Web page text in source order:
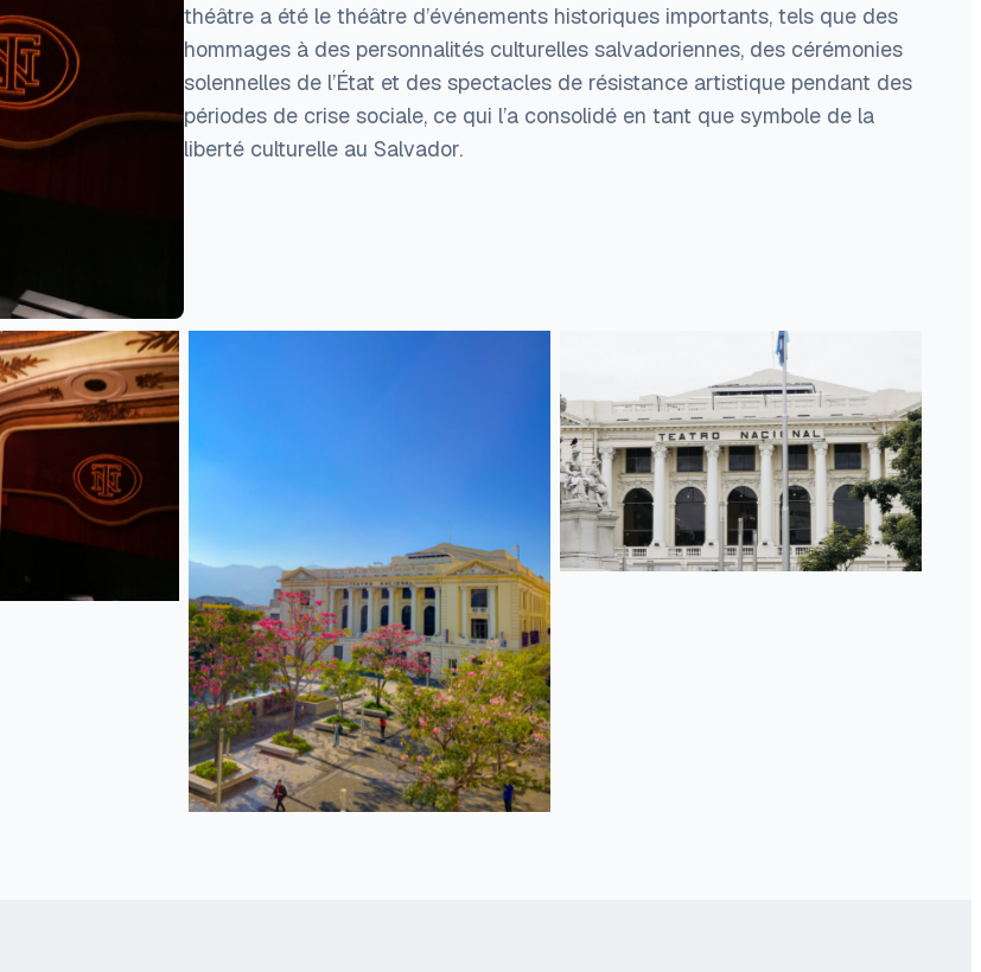
théâtre a été le théâtre d’événements historiques importants, tels que des
hommages à des personnalités culturelles salvadoriennes, des cérémonies
solennelles de l’État et des spectacles de résistance artistique pendant des
périodes de crise sociale, ce qui l’a consolidé en tant que symbole de la
liberté culturelle au Salvador.